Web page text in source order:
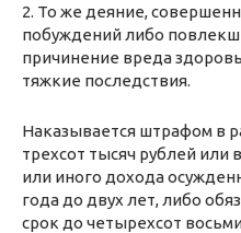
2. То же деяние,
побуждений либо
причинение вреда
тяжкие последствия.
Наказывается штрафом в
трехсот тысяч рублей или
или иного дохода
года до двух лет, либо
срок до четырехсот